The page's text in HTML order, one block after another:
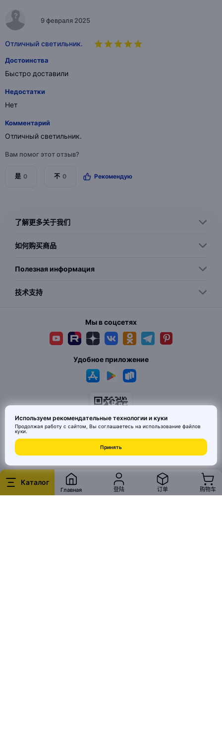
Каталог
Главная 登陆 订单 购物车
9 февраля 2025
Отличный светильник.
Достоинства
Быстро доставили
Недостатки
Нет
Комментарий
Отличный светильник.
Вам помог этот отзыв?
是 0 不 0 Рекомендую
了解更多关于我们
如何购买商品
Полезная информация
技术支持
Мы в соцсетях
© 2026 MAI HE MAI. Маркетплейс дизайнерских товаров со всего
Китая по ценам заводов. Все права защищены.
Удобное приложение
Используем рекомендательные технологии и куки
Продолжая работу с сайтом, Вы соглашаетесь на использование файлов
куки.
Принять